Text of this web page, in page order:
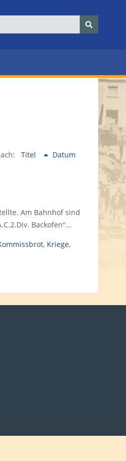
Titel Datum
Am Bahnhof sind
Backofen"…
, Kriege,